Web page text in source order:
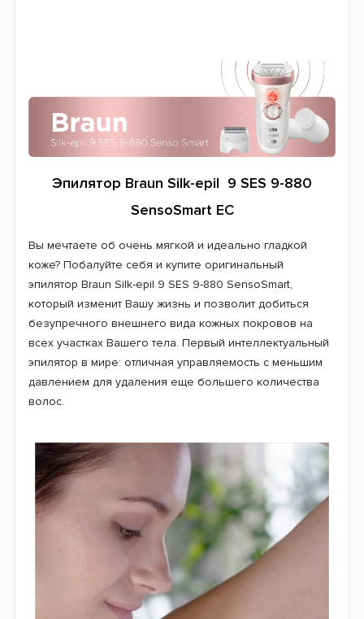
Эпилятор Braun Silk-epil 9 SES 9-880
SensoSmart ЕС
Вы мечтаете об очень мягкой и идеально гладкой
коже? Побалуйте себя и купите оригинальный
эпилятор Braun Silk-epil 9 SES 9-880 SensoSmart,
который изменит Вашу жизнь и позволит добиться
безупречного внешнего вида кожных покровов на
всех участках Вашего тела. Первый интеллектуальный
эпилятор в мире: отличная управляемость с меньшим
давлением для удаления еще большего количества
волос.